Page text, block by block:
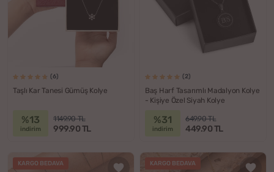
(6)
Taşlı Kar Tanesi Gümüş Kolye
%13
indirim
1149.90 TL
999.90 TL
(2)
Baş Harf Tasarımlı Madalyon Kolye
- Kişiye Özel Siyah Kolye
%31
indirim
649.90 TL
449.90 TL
KARGO BEDAVA KARGO BEDAVA